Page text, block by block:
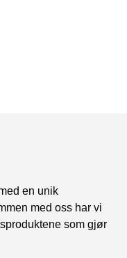
en unik
med oss har vi
som gjør